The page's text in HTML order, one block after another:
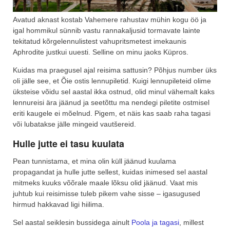
Avatud aknast kostab Vahemere rahustav mühin kogu öö ja
igal hommikul sünnib vastu rannakaljusid tormavate lainte
tekitatud kõrgelennulistest vahupritsmetest imekaunis
Aphrodite justkui uuesti. Selline on minu jaoks Küpros.
Kuidas ma praegusel ajal reisima sattusin? Põhjus number üks
oli jälle see, et Õie ostis lennupiletid. Kuigi lennupileteid olime
üksteise võidu sel aastal ikka ostnud, olid minul vähemalt kaks
lennureisi ära jäänud ja seetõttu ma nendegi piletite ostmisel
eriti kaugele ei mõelnud. Pigem, et näis kas saab raha tagasi
või lubatakse jälle mingeid vautšereid.
Hulle jutte ei tasu kuulata
Pean tunnistama, et mina olin küll jäänud kuulama
propagandat ja hulle jutte sellest, kuidas inimesed sel aastal
mitmeks kuuks võõrale maale lõksu olid jäänud. Vaat mis
juhtub kui reisimisse tuleb pikem vahe sisse – igasugused
hirmud hakkavad ligi hiilima.
Sel aastal seiklesin bussidega ainult Poola ja tagasi , millest